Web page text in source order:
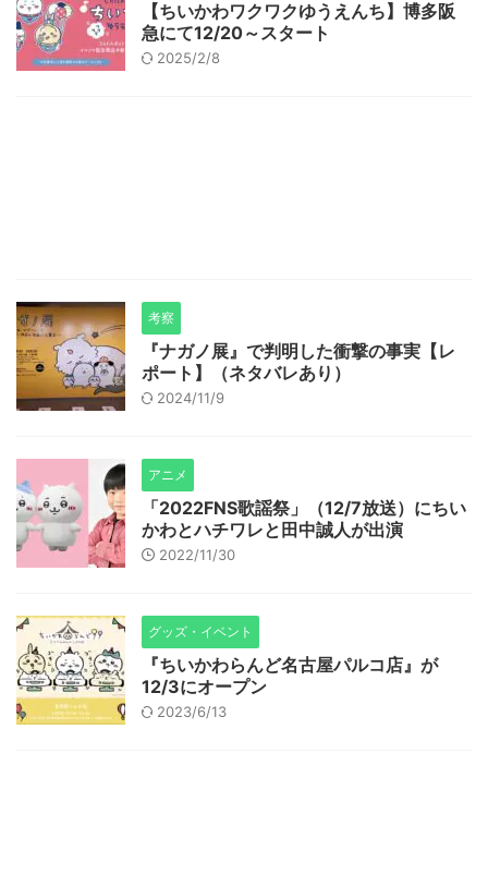
【ちいかわワクワクゆうえんち】博多阪
急にて12/20～スタート
2025/2/8
考察
『ナガノ展』で判明した衝撃の事実【レ
ポート】（ネタバレあり）
2024/11/9
アニメ
「2022FNS歌謡祭」（12/7放送）にちい
かわとハチワレと田中誠人が出演
2022/11/30
グッズ・イベント
『ちいかわらんど名古屋パルコ店』が
12/3にオープン
2023/6/13